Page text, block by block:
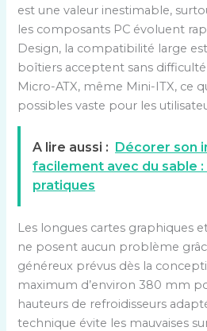
est une valeur inestimable,
les composants PC évoluent
Design, la compatibilité large
boîtiers acceptent sans difficulté
Micro-ATX, même Mini-ITX, ce
possibles vaste pour les
A lire aussi : Décorer son
facilement avec du sable
pratiques
Les longues cartes graphiques
ne posent aucun problème
généreux prévus dès la
maximum d’environ 380 mm
hauteurs de refroidisseurs
technique évite les mauvaises